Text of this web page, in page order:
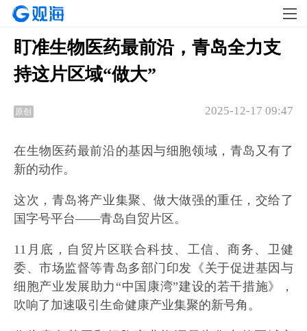
盯准生物医药最前沿，青岛全力支
持这片区域“做大”
原创 2025-12-17 09:47
在生物医药最前沿的基因与细胞领域，青岛又有了
新的动作。
这次，青岛将产业集聚、做大做强的重任，交给了
国字号平台——青岛自贸片区。
11月底，自贸片区联合科技、工信、商务、卫健
委、市场监督等青岛多部门印发《关于促进基因与
细胞产业发展助力“中国康湾”建设的若干措施》，
吹响了加速吸引生命健康产业集聚的新号角。